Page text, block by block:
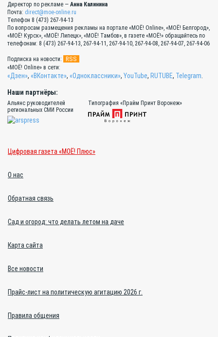
Директор по рекламе — Анна Калинина
Почта: direct@moe-online.ru
Телефон 8 (473) 267-94-13
По вопросам размещения рекламы на портале «МОЁ! Online», «МОЁ! Белгород»,
«МОЁ! Курск», «МОЁ! Липецк», «МОЁ! Тамбов», в газете «МОЁ!» обращайтесь по
телефонам: 8 (473) 267-94-13, 267-94-11, 267-94-10, 267-94-08, 267-94-07, 267-94-06
Подписка на новости: RSS
«МОЁ! Online» в сети:
«Дзен», «ВКонтакте», «Одноклассники», YouTube, RUTUBE, Telegram
Наши партнёры:
Альянс руководителей
региональных СМИ России
Типография «Прайм Принт Воронеж»
Цифровая газета «МОЁ! Плюс»
О нас
Обратная связь
Сад и огород: что делать летом на даче
Карта сайта
Все новости
Прайс-лист на политическую агитацию 2026 г.
Правила общения